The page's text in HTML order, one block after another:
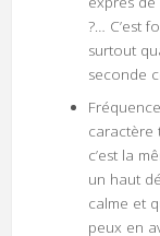
?… C’est
surtout
seconde
caractère
c’est la
un haut
calme et
peux en